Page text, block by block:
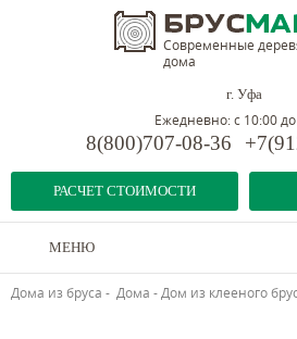
Современные
дома
г. Уфа
РАСЧЕТ СТОИМОСТИ
Ежедневно: с 10:00
8(800)707-08-36
МЕНЮ
Дома из бруса - Дома - Дом из клееного